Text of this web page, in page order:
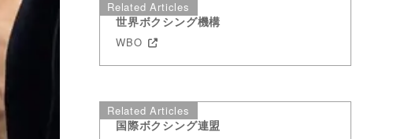
Related Articles
世界ボクシング機構
WBO
Related Articles
国際ボクシング連盟